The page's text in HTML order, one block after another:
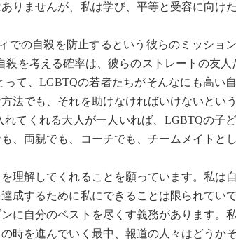
りませんが、私は学び、平等と受容に向け
での自殺を防止するという彼らのミッショ
を考える確率は、彼らのストレートの友人
て、LGBTQの若者たちがそんなにも高い
法でも、それを助けなければいけないとい
てくれる大人が一人いれば、LGBTQの子
、両親でも、コーチでも、チームメイトと
理解してくれることを願っています。私は
成するために私にできることは限られてい
に自分のベストを尽くす義務があります。
時を進んでいく最中、報道の人々はどうか